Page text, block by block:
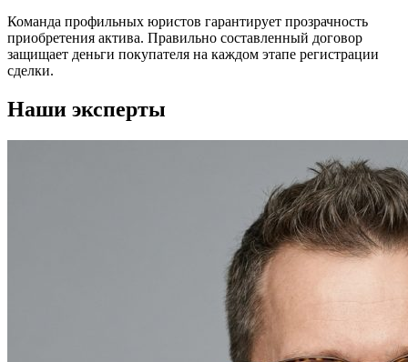
Команда профильных юристов гарантирует прозрачность
приобретения актива. Правильно составленный договор
защищает деньги покупателя на каждом этапе регистрации
сделки.
Наши эксперты